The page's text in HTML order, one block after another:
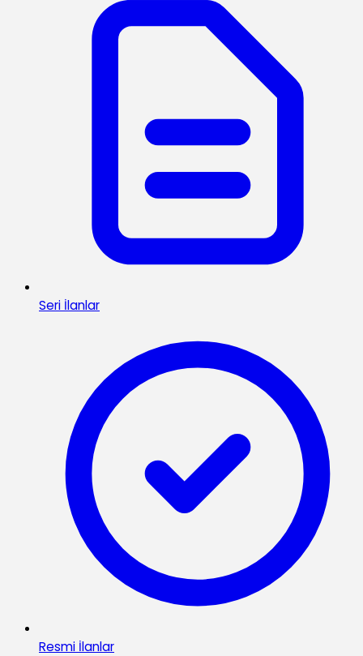
Seri İlanlar
Resmi İlanlar